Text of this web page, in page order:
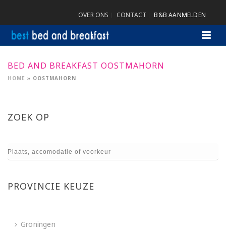
OVER ONS CONTACT B&B AANMELDEN
BED AND BREAKFAST OOSTMAHORN
HOME » OOSTMAHORN
ZOEK OP
PROVINCIE KEUZE
Groningen